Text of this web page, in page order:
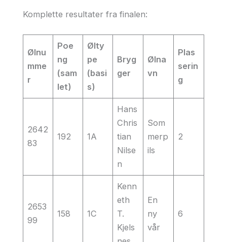
Komplette resultater fra finalen:
Ølnu
mme
r
Poe
ng
(sam
let)
Ølty
pe
(basi
s)
Bryg
ger
Ølna
vn
Plas
serin
g
2642
83
192 1A
Hans
Chris
tian
Nilse
n
Som
merp
ils
2
2653
99
158 1C
Kenn
eth
T.
Kjels
En
ny
vår
6